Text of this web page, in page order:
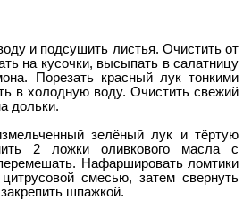
и подсушить листья. Очистить от
на кусочки, высыпать в салатницу
Порезать красный лук тонкими
в холодную воду. Очистить свежий
дольки.
зелёный лук и тёртую
2 ложки оливкового масла с
Нафаршировать ломтики
смесью, затем свернуть
шпажкой.